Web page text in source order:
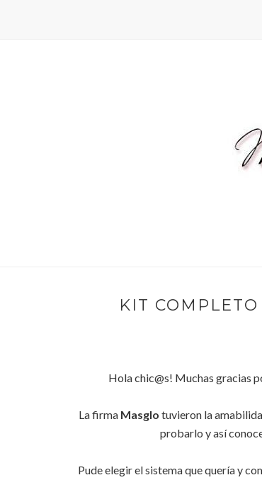
KIT
Hola chic@s! Muchas gracias
La firma Masglo tuvieron la
probarlo y así
Pude elegir el sistema que quería y